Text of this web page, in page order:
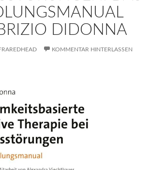
DIDONNA
KOMMENTAR HINTERLASSEN